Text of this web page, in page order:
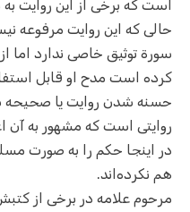
است که برخی از این روایت
حالی که این روایت مرفوعه
سورة توثیق خاصی ندارد اما
کرده است مدح او قابل
حسنه شدن روایت یا صحیحه
روایتی است که مشهور به آن
در اینجا حکم را به صورت
هم نکرده‌اند.
مرحوم علامه در برخی از